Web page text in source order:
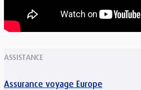
ASSISTANCE
Assurance voyage Europe